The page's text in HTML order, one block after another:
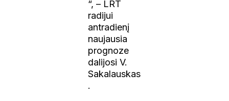
“, – LRT
radijui
antradienį
naujausia
prognoze
dalijosi V.
Sakalauskas
.